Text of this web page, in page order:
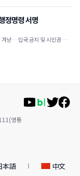
정명령 서명
냥… 입국 금지 및 시민권 부여
녀도 대상&he
영통
本語 中文